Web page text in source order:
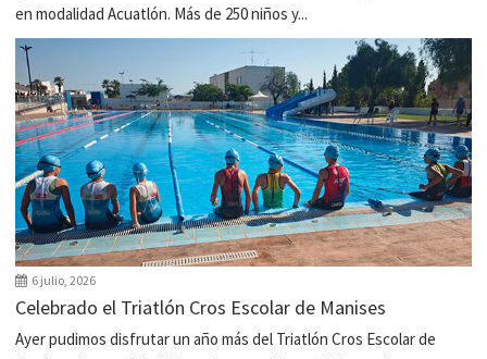
en modalidad Acuatlón. Más de 250 niños y...
6 julio, 2026
Celebrado el Triatlón Cros Escolar de Manises
Ayer pudimos disfrutar un año más del Triatlón Cros Escolar de